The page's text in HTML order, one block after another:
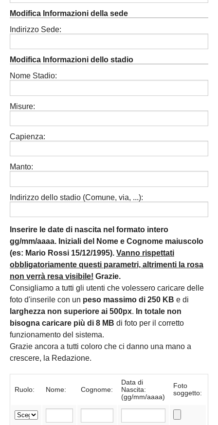
Modifica Informazioni della sede
Indirizzo Sede:
Modifica Informazioni dello stadio
Nome Stadio:
Misure:
Capienza:
Manto:
Indirizzo dello stadio (Comune, via, ...):
Inserire le date di nascita nel formato intero
gg/mm/aaaa. Iniziali del Nome e Cognome maiuscolo
(es: Mario Rossi 15/12/1995). Vanno rispettati
obbligatoriamente questi parametri, altrimenti la rosa
non verrà resa visibile! Grazie.
Consigliamo a tutti gli utenti che volessero caricare delle
foto d'inserile con un peso massimo di 250 KB e di
larghezza non superiore ai 500px. In totale non
bisogna caricare più di 8 MB di foto per il corretto
funzionamento del sistema.
Grazie ancora a tutti coloro che ci danno una mano a
crescere, la Redazione.
Ruolo: Nome: Cognome:
Data di
Nascita:
(gg/mm/aaaa)
Foto
soggetto: